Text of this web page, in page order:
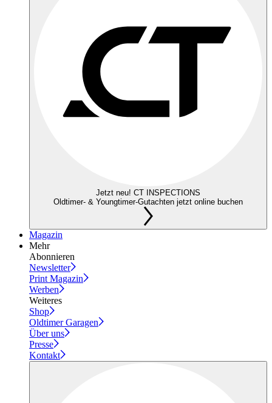
Jetzt neu! CT INSPECTIONS
Oldtimer- & Youngtimer-Gutachten jetzt online buchen
Magazin
Mehr
Abonnieren
Newsletter
Print Magazin
Werben
Weiteres
Shop
Oldtimer Garagen
Über uns
Presse
Kontakt